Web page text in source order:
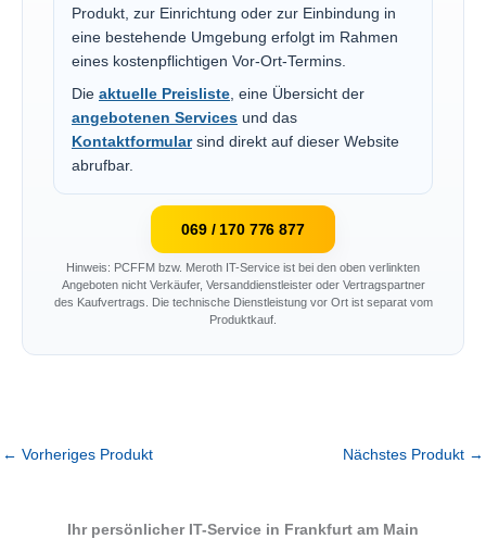
Produkt, zur Einrichtung oder zur Einbindung in
eine bestehende Umgebung erfolgt im Rahmen
eines kostenpflichtigen Vor-Ort-Termins.
Die aktuelle Preisliste, eine Übersicht der
angebotenen Services und das
Kontaktformularsind direkt auf dieser Website
abrufbar.
069 / 170 776 877
Hinweis: PCFFM bzw. Meroth IT-Service ist bei den oben verlinkten
Angeboten nicht Verkäufer, Versanddienstleister oder Vertragspartner
des Kaufvertrags. Die technische Dienstleistung vor Ort ist separat vom
Produktkauf.
← Vorheriges Produkt Nächstes Produkt →
Ihr persönlicher IT-Service in Frankfurt am Main